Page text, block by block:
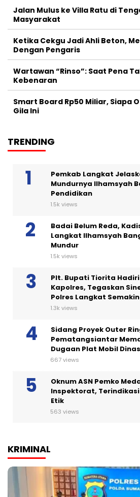
Jalan Mulus ke Villa Ratu di
Masyarakat
Ketika Cekgu Jadi Ahli Beton,
Dengan Pengaris
Wartawan “Rinso”: Saat Pena
Kebenaran
Smart Board Rp50 Miliar, Siapa
Gila Ini
TRENDING
Pemkab Langkat
Mundurnya Ilhamsyah
Pendidikan
1.5k views
Badai Belum Reda,
Langkat Ilhamsyah
Mundur
1.5k views
Plt. Bupati Tiorita
Kapolres, Tegaskan
Polres Langkat
1.3k views
Sidang Proyek Outer
Pematangsiantar
Dugaan Plat Mobil
667 views
Oknum ASN Pemko
Inspektorat,
Etik
563 views
KRIMINAL